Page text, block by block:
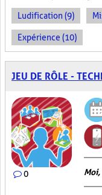
Ludification (9)
Expérience (10)
JEU DE RÔLE -
0